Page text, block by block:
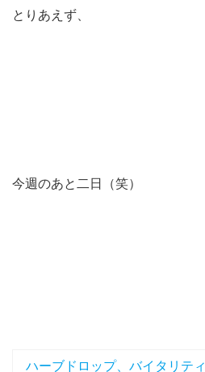
とりあえず、
今週のあと二日（笑）
ハーブドロップ、バイタリティ